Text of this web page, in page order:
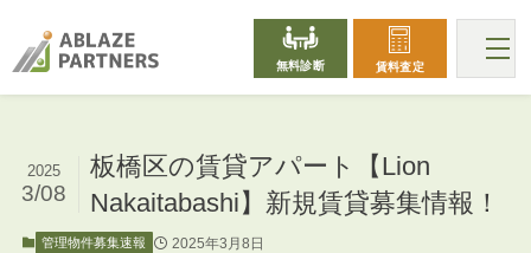
無料診断 賃料査定
板橋区の賃貸アパート【Lion
Nakaitabashi】新規賃貸募集情報！
2025
3/08
管理物件募集速報 2025年3月8日